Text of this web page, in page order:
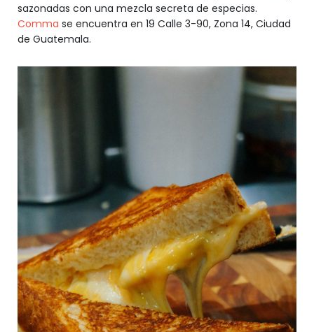
sazonadas con una mezcla secreta de especias.
Comma se encuentra en 19 Calle 3-90, Zona 14, Ciudad
de Guatemala.